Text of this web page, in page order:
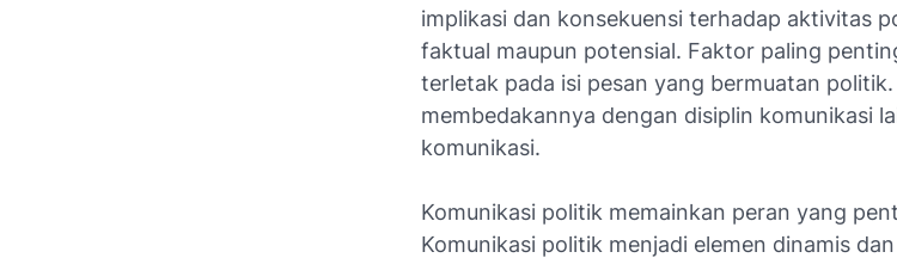
implikasi dan konsekuensi terhadap aktivitas
faktual maupun potensial. Faktor paling
terletak pada isi pesan yang bermuatan
membedakannya dengan disiplin komunikasi
komunikasi.
Komunikasi politik memainkan peran yang
Komunikasi politik menjadi elemen dinamis